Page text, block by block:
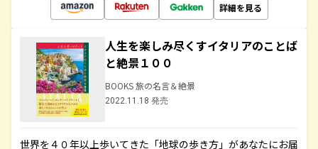
詳細を見る
人生を楽しみ尽くすイタリアのことば
と絶景１００
BOOKS 旅の名言＆絶景
2022.11.18 発売
世界を４０年以上歩いてきた「地球の歩き方」があなたにお届